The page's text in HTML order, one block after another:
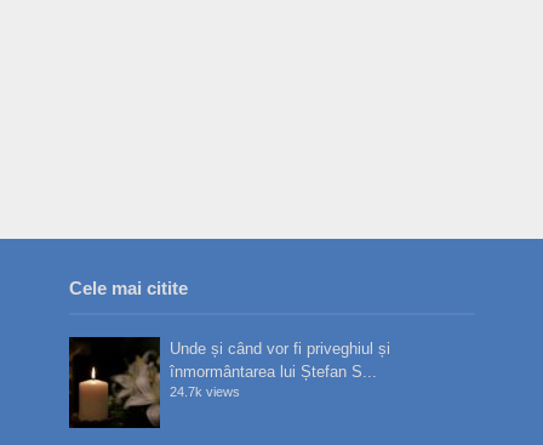
Cele mai citite
Unde și când vor fi priveghiul și
înmormântarea lui Ștefan S...
24.7k views